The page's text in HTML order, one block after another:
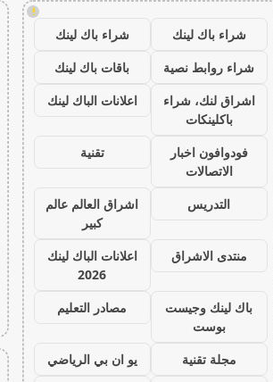
!
شراء باك لينك
شراء باك لينك
شراء روابط نصية
باقات باك لينك
اشراق لنك، شراء
باكلينكات
اعلانات الباك لينك
فودوافون اخبار
الاتصالات
تقنية
التدريس
اشراق العالم عالم
كبير
منتدى الاشراق
اعلانات الباك لينك
2026
باك لينك وجيست
بوست
مصادر التعليم
مجلة تقنية
يو ان بي الرياضي